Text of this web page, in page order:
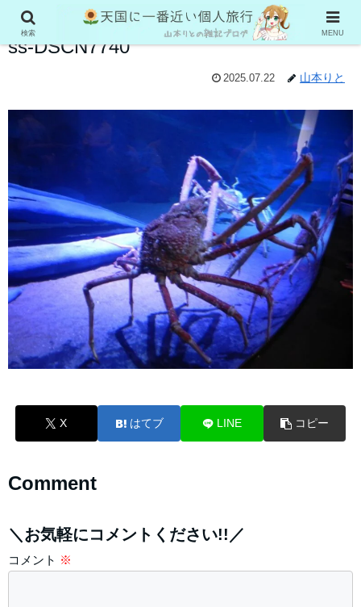
ss-DSCN7740
2025.07.22 山本りと
X はてブ LINE コピー
Comment
＼お気軽にコメントください!!／
コメント ※
検索 MENU